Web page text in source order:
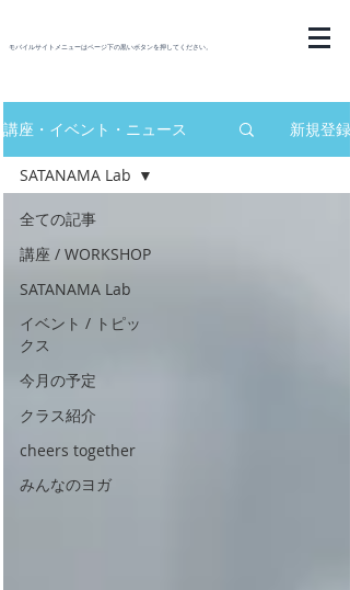
モバイルサイトメニューはページ下の黒いボタンを押してください。
講座・イベント・ニュース 新規登録
全ての記事
講座 / WORKSHOP
SATANAMA Lab
イベント / トピッ
クス
今月の予定
クラス紹介
cheers together
みんなのヨガ
SATANAMA Lab